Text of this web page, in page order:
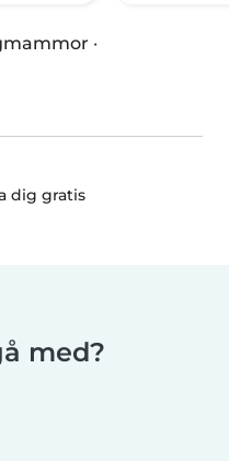
·
dig gratis
med?